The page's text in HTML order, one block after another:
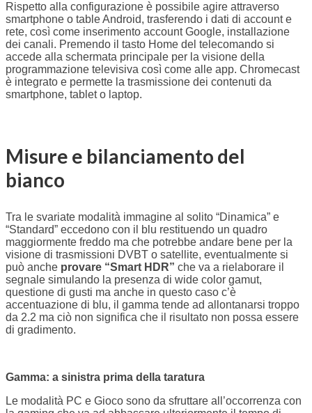
Rispetto alla configurazione è possibile agire attraverso
smartphone o table Android, trasferendo i dati di account e
rete, così come inserimento account Google, installazione
dei canali. Premendo il tasto Home del telecomando si
accede alla schermata principale per la visione della
programmazione televisiva così come alle app. Chromecast
è integrato e permette la trasmissione dei contenuti da
smartphone, tablet o laptop.
Misure e bilanciamento del
bianco
Tra le svariate modalità immagine al solito “Dinamica” e
“Standard” eccedono con il blu restituendo un quadro
maggiormente freddo ma che potrebbe andare bene per la
visione di trasmissioni DVBT o satellite, eventualmente si
può anche provare “Smart HDR” che va a rielaborare il
segnale simulando la presenza di wide color gamut,
questione di gusti ma anche in questo caso c’è
accentuazione di blu, il gamma tende ad allontanarsi troppo
da 2.2 ma ciò non significa che il risultato non possa essere
di gradimento.
Gamma: a sinistra prima della taratura
Le modalità PC e Gioco sono da sfruttare all’occorrenza con